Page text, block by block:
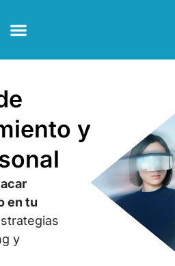
y
en tu
y